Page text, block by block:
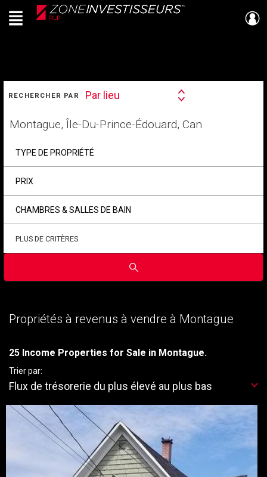
Live
En Direct
Menu
RECHERCHER PAR
Search
Par lieu
votre
TYPE DE PROPRIÉTÉ
PRIX
CHAMBRES & SALLES DE BAIN
PLUS DE CRITÈRES
Soumettre
Propriétés à revenus à vendre à Montague
25 Income Properties for Sale in Montague.
Trier par:
Flux de trésorerie du plus élevé au plus bas